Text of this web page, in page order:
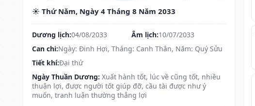
☀️ Thứ Năm, Ngày 4 Tháng 8 Năm 2033
Dương lịch:04/08/2033 Âm lịch:10/07/2033
Can chi:Ngày: Đinh Hợi, Tháng: Canh Thân, Năm: Quý Sửu
Tiết khí:Đại thử
Ngày Thuần Dương: Xuất hành tốt, lúc về cũng tốt, nhiều
thuận lợi, được người tốt giúp đỡ, cầu tài được như ý
muốn, tranh luận thường thắng lợi